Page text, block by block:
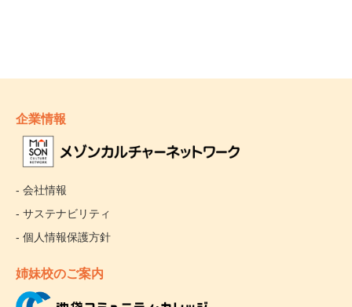
企業情報
- 会社情報
- サステナビリティ
- 個人情報保護方針
姉妹校のご案内